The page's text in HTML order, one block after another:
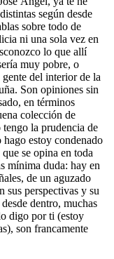
según desde
sobre todo de
ni una sola vez en
lo que allí
muy pobre, o
del interior de la
Son opiniones sin
en términos
colección de
la prudencia de
estoy condenado
se opina en toda
mínima duda: hay en
de un aguzado
sus perspectivas y su
dentro, muchas
digo por ti (estoy
son francamente